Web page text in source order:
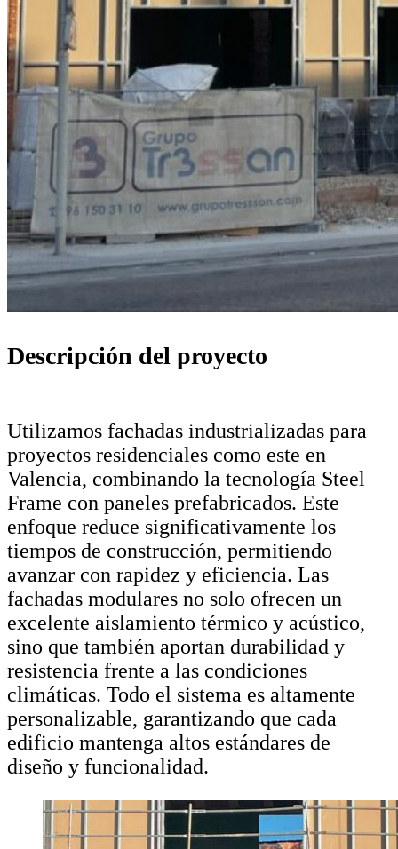
Descripción del proyecto
Utilizamos fachadas industrializadas para
proyectos residenciales como este en
Valencia, combinando la tecnología Steel
Frame con paneles prefabricados. Este
enfoque reduce significativamente los
tiempos de construcción, permitiendo
avanzar con rapidez y eficiencia. Las
fachadas modulares no solo ofrecen un
excelente aislamiento térmico y acústico,
sino que también aportan durabilidad y
resistencia frente a las condiciones
climáticas. Todo el sistema es altamente
personalizable, garantizando que cada
edificio mantenga altos estándares de
diseño y funcionalidad.